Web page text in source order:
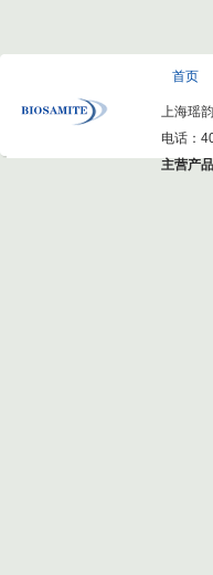
首页
上海瑶
电话：
主营产